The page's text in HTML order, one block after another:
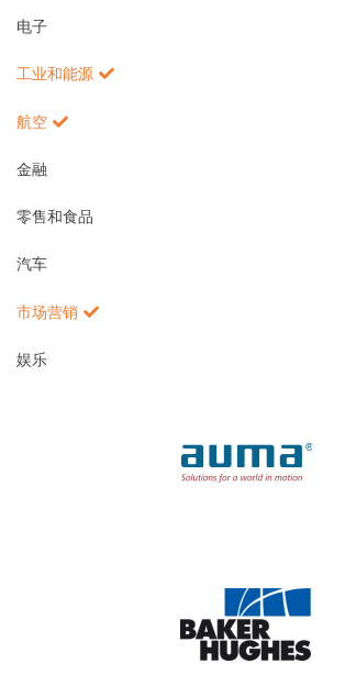
电子
工业和能源
航空
金融
零售和食品
汽车
市场营销
娱乐